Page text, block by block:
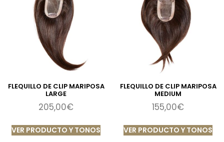
FLEQUILLO DE CLIP MARIPOSA
LARGE
205,00€
VER PRODUCTO Y TONOS
FLEQUILLO DE CLIP MARIPOSA
MEDIUM
155,00€
VER PRODUCTO Y TONOS